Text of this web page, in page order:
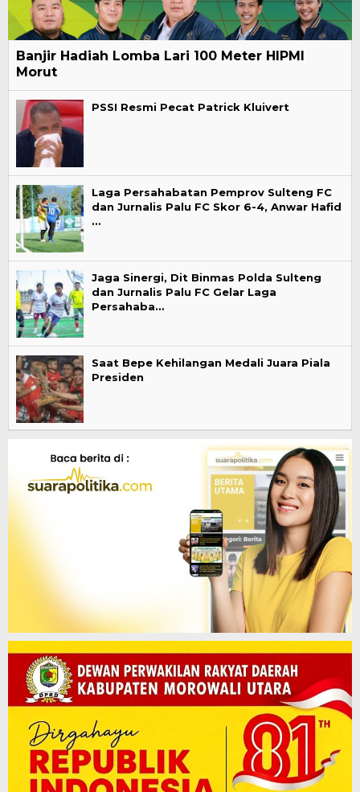
Banjir Hadiah Lomba Lari 100 Meter HIPMI
Morut
PSSI Resmi Pecat Patrick Kluivert
Laga Persahabatan Pemprov Sulteng FC
dan Jurnalis Palu FC Skor 6-4, Anwar Hafid
…
Jaga Sinergi, Dit Binmas Polda Sulteng
dan Jurnalis Palu FC Gelar Laga
Persahaba…
Saat Bepe Kehilangan Medali Juara Piala
Presiden